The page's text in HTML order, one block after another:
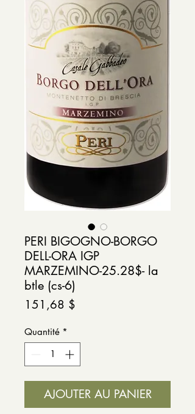
PERI BIGOGNO-BORGO
DELL-ORA IGP
MARZEMINO-25.28$- la
btle (cs-6)
151,68 $
Quantité *
AJOUTER AU PANIER